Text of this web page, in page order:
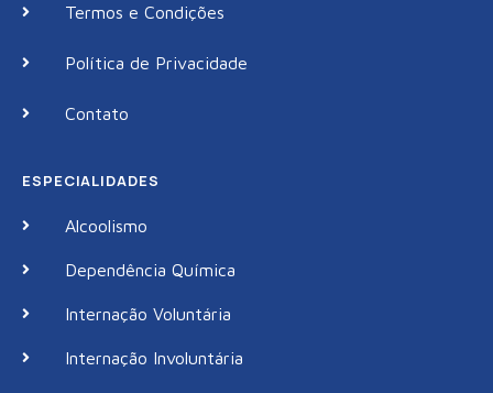
Termos e Condições
Política de Privacidade
Contato
ESPECIALIDADES
Alcoolismo
Dependência Química
Internação Voluntária
Internação Involuntária